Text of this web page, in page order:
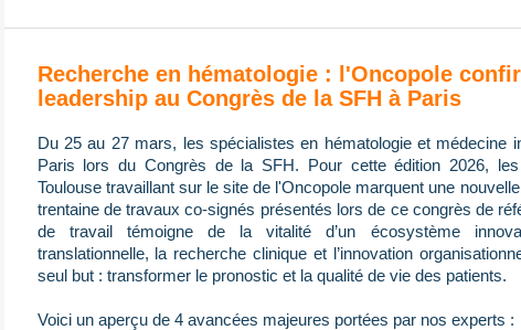
Recherche en hématologie : l'Oncopole
leadership au Congrès de la SFH à Paris
Du 25 au 27 mars, les spécialistes en hématologie et médecine
Paris lors du Congrès de la SFH. Pour cette édition 2026,
Toulouse travaillant sur le site de l'Oncopole marquent une
trentaine de travaux co-signés présentés lors de ce congrès de
de travail témoigne de la vitalité d’un écosystème
translationnelle, la recherche clinique et l’innovation
seul but : transformer le pronostic et la qualité de vie des patients.
Voici un aperçu de 4 avancées majeures portées par nos experts :